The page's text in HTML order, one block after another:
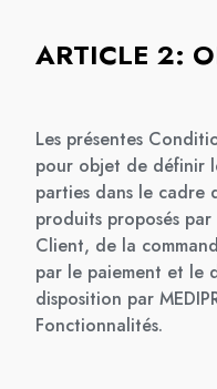
ARTICLE 2:
Les présentes
pour objet de définir
parties dans le cadre
produits proposés par
Client, de la
par le paiement et le
disposition par
Fonctionnalités.